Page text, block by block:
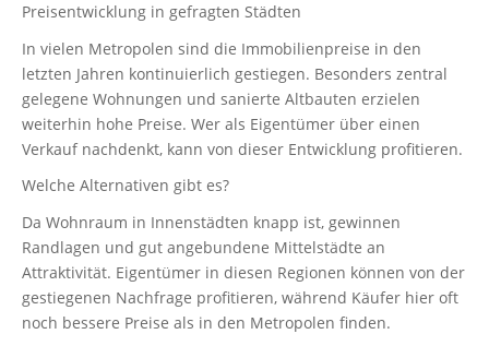
Preisentwicklung in gefragten Städten
In vielen Metropolen sind die Immobilienpreise in den
letzten Jahren kontinuierlich gestiegen. Besonders zentral
gelegene Wohnungen und sanierte Altbauten erzielen
weiterhin hohe Preise. Wer als Eigentümer über einen
Verkauf nachdenkt, kann von dieser Entwicklung profitieren.
Welche Alternativen gibt es?
Da Wohnraum in Innenstädten knapp ist, gewinnen
Randlagen und gut angebundene Mittelstädte an
Attraktivität. Eigentümer in diesen Regionen können von der
gestiegenen Nachfrage profitieren, während Käufer hier oft
noch bessere Preise als in den Metropolen finden.